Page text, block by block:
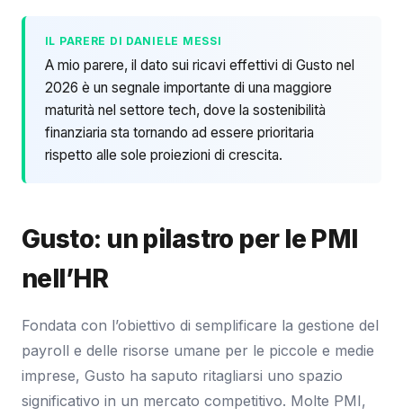
IL PARERE DI DANIELE MESSI
A mio parere, il dato sui ricavi effettivi di Gusto nel
2026 è un segnale importante di una maggiore
maturità nel settore tech, dove la sostenibilità
finanziaria sta tornando ad essere prioritaria
rispetto alle sole proiezioni di crescita.
Gusto: un pilastro per le PMI
nell’HR
Fondata con l’obiettivo di semplificare la gestione del
payroll e delle risorse umane per le piccole e medie
imprese, Gusto ha saputo ritagliarsi uno spazio
significativo in un mercato competitivo. Molte PMI,